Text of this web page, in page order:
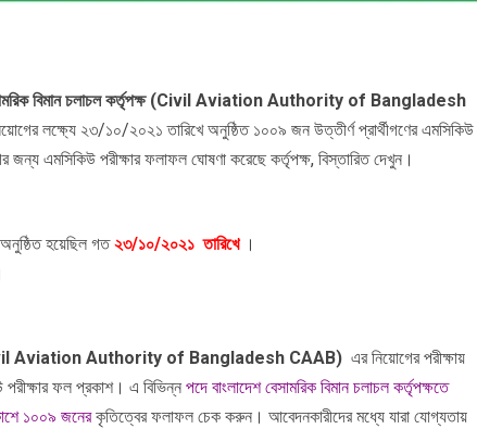
বিমান চলাচল কর্তৃপক্ষ (Civil Aviation Authority of Bangladesh
লক্ষ্যে ২৩/১০/২০২১ তারিখে অনুষ্ঠিত ১০০৯ জন উত্তীর্ণ প্রার্থীগণেরএমসিকিউ
এমসিকিউ পরীক্ষার ফলাফল ঘোষণা করেছে কর্তৃপক্ষ, বিস্তারিত দেখুন।
হয়েছিল গত২৩/১০/২০২১ তারিখে।
(Civil Aviation Authority of Bangladesh CAAB) এরনিয়োগেরপরীক্ষায়
ফল প্রকাশ। এ বিভিন্ন পদে বাংলাদেশ বেসামরিক বিমান চলাচল কর্তৃপক্ষতে
১০০৯ জনের কৃতিত্বের ফলাফল চেক করুন। আবেদনকারীদের মধ্যে যারা যোগ্যতায়